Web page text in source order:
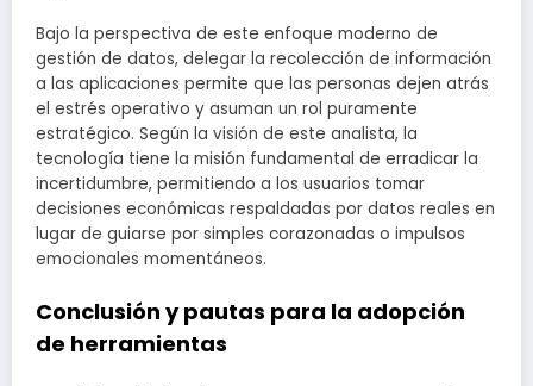
Bajo la perspectiva de este enfoque moderno de
gestión de datos, delegar la recolección de información
a las aplicaciones permite que las personas dejen atrás
el estrés operativo y asuman un rol puramente
estratégico. Según la visión de este analista, la
tecnología tiene la misión fundamental de erradicar la
incertidumbre, permitiendo a los usuarios tomar
decisiones económicas respaldadas por datos reales en
lugar de guiarse por simples corazonadas o impulsos
emocionales momentáneos.
Conclusión y pautas para la adopción
de herramientas